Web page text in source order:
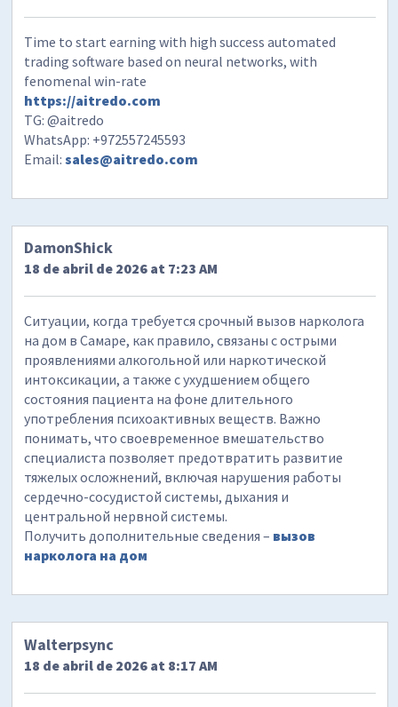
Time to start earning with high success automated
trading software based on neural networks, with
fenomenal win-rate
https://aitredo.com
TG: @aitredo
WhatsApp: +972557245593
Email:sales@aitredo.com
DamonShick
18 de abril de 2026 at 7:23 AM
Ситуации, когда требуется срочный вызов нарколога
на дом в Самаре, как правило, связаны с острыми
проявлениями алкогольной или наркотической
интоксикации, а также с ухудшением общего
состояния пациента на фоне длительного
употребления психоактивных веществ. Важно
понимать, что своевременное вмешательство
специалиста позволяет предотвратить развитие
тяжелых осложнений, включая нарушения работы
сердечно-сосудистой системы, дыхания и
центральной нервной системы.
Получить дополнительные сведения – вызов
нарколога на дом
Walterpsync
18 de abril de 2026 at 8:17 AM